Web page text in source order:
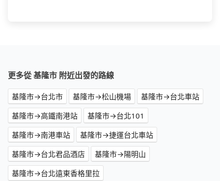
更多從 基隆市 附近出發的路線
基隆市→台北市 基隆市→松山機場
基隆市→台北車站
基隆市→高鐵南港站
基隆市→台北101
基隆市→南港車站
基隆市→捷運台北車站
基隆市→台北君品酒店
基隆市→陽明山
基隆市→台北遠東香格里拉